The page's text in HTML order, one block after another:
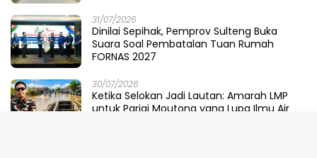
31/07/2026
Dinilai Sepihak, Pemprov Sulteng Buka
Suara Soal Pembatalan Tuan Rumah
FORNAS 2027
30/07/2026
Ketika Selokan Jadi Lautan: Amarah LMP
untuk Parigi Moutong yang Lupa Ilmu Air